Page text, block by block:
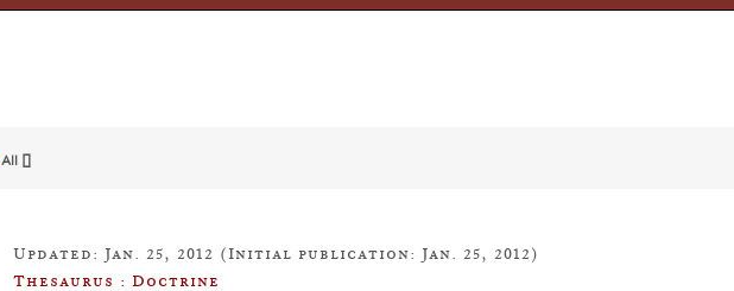
All []
Updated: Jan. 25, 2012 (Initial publication: Jan. 25, 2012)
Thesaurus : Doctrine